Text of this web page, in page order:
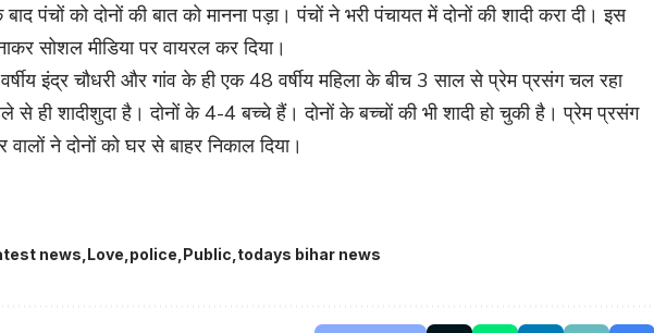
पंचों को दोनों की बात को मानना पड़ा। पंचों ने भरी पंचायत में दोनों की शादी करा दी। इस
सोशल मीडिया पर वायरल कर दिया।
इंद्र चौधरी और गांव के ही एक 48 वर्षीय महिला के बीच 3 साल से प्रेम प्रसंग चल रहा
से ही शादीशुदा है। दोनों के 4-4 बच्चे हैं। दोनों के बच्चों की भी शादी हो चुकी है। प्रेम प्रसंग
वालों ने दोनों को घर से बाहर निकाल दिया।
news Love police Public todays bihar news